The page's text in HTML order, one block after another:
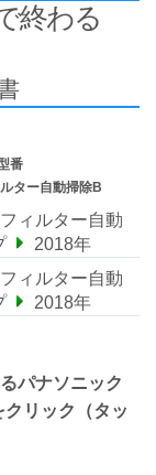
終わる
番
ター自動掃除B
ィルター自動
2018年
ィルター自動
2018年
パナソニック
リック（タッ